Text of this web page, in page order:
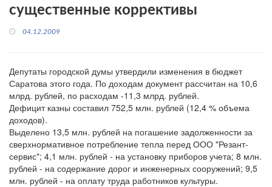
существенные коррективы
04.12.2009
Депутаты городской думы утвердили изменения в бюджет
Саратова этого года. По доходам документ рассчитан на 10,6
млрд. рублей, по расходам -11,3 млрд. рублей.
Дефицит казны составил 752,5 млн. рублей (12,4 % объема
доходов).
Выделено 13,5 млн. рублей на погашение задолженности за
сверхнормативное потребление тепла перед ООО "Резант-
сервис"; 4,1 млн. рублей - на установку приборов учета; 8 млн.
рублей - на содержание дорог и инженерных сооружений; 9,5
млн. рублей - на оплату труда работников культуры.